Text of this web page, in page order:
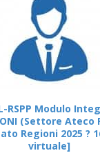
RSPP Modulo
(Settore Ateco
Regioni 2025 ?
virtuale]